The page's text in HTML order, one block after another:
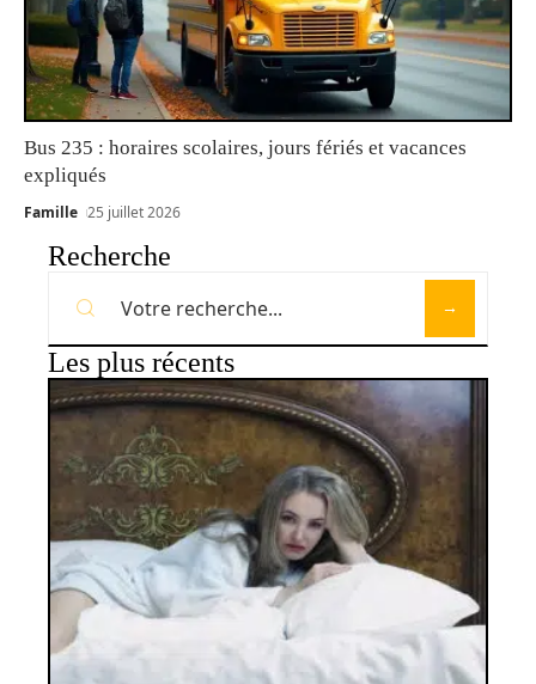
Bus 235 : horaires scolaires, jours fériés et vacances
expliqués
Famille 25 juillet 2026
Recherche
Les plus récents